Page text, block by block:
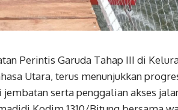
Perintis Garuda Tahap III di
Utara, terus menunjukkan
serta penggalian akses